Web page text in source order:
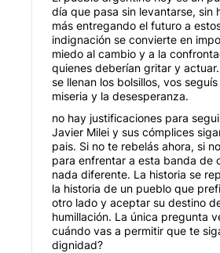
día que pasa sin levantarse, sin
más entregando el futuro a
indignación se convierte en
miedo al cambio y a la
quienes deberían gritar y
se llenan los bolsillos, vos
miseria y la desesperanza.
no hay justificaciones para
Javier Milei y sus cómplices
pais. Si no te rebelás ahora, si
para enfrentar a esta banda de
nada diferente. La historia se
la historia de un pueblo que
otro lado y aceptar su destino
humillación. La única pregunta
cuándo vas a permitir que te
dignidad?